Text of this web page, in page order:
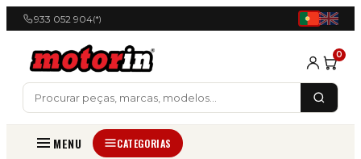
933 052 904(*)
0
MENU CATEGORIAS